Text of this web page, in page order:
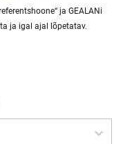
ja GEALANi
ja igal ajal lõpetatav.